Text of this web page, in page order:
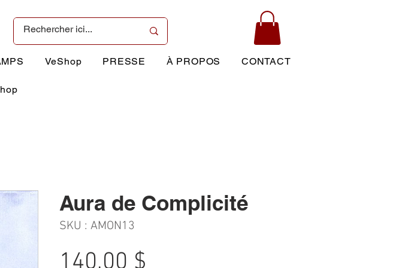
VeShop PRESSE À PROPOS CONTACT
Aura de Complicité
SKU : AMON13